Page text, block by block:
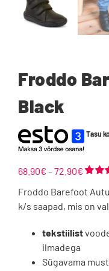
Froddo
Black
Tasu
68.90€ –72.90€
5.00/5
Froddo Barefoot
k/s saapad, mis on
tekstiilist
ilmadega
Sügavama